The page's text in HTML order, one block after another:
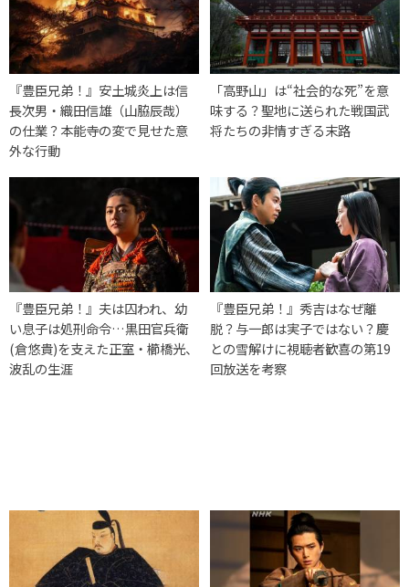
『豊臣兄弟！』安土城炎上は信
長次男・織田信雄（山脇辰哉）
の仕業？本能寺の変で見せた意
外な行動
「高野山」は“社会的な死”を意
味する？聖地に送られた戦国武
将たちの非情すぎる末路
『豊臣兄弟！』夫は囚われ、幼
い息子は処刑命令…黒田官兵衛
(倉悠貴)を支えた正室・櫛橋光、
波乱の生涯
『豊臣兄弟！』秀吉はなぜ離
脱？与一郎は実子ではない？慶
との雪解けに視聴者歓喜の第19
回放送を考察